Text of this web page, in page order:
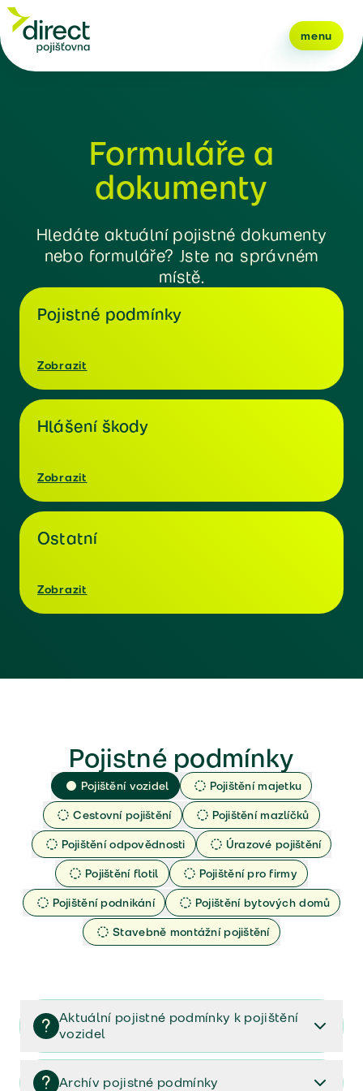
menu
Formuláře a
dokumenty
Hledáte aktuální pojistné dokumenty
nebo formuláře? Jste na správném
místě.
Pojistné podmínky
Zobrazit
Hlášení škody
Zobrazit
Ostatní
Zobrazit
Pojistné podmínky
Pojištění vozidel
Pojištění majetku
Cestovní pojištění
Pojištění mazlíčků
Pojištění odpovědnosti
Úrazové pojištění
Pojištění flotil
Pojištění pro firmy
Pojištění podnikání
Pojištění bytových domů
Stavebně montážní pojištění
Aktuální pojistné podmínky k pojištění
vozidel
Pojištění vozidel/Pojistné podmínky a vše důležité ke
smlouvě (PDF)
Archív pojistné podmínky